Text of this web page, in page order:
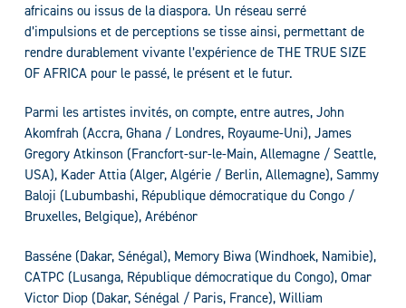
africains ou issus de la diaspora. Un réseau serré
d’impulsions et de perceptions se tisse ainsi, permettant de
rendre durablement vivante l’expérience de THE TRUE SIZE
OF AFRICA pour le passé, le présent et le futur.
Parmi les artistes invités, on compte, entre autres, John
Akomfrah (Accra, Ghana / Londres, Royaume-Uni), James
Gregory Atkinson (Francfort-sur-le-Main, Allemagne / Seattle,
USA), Kader Attia (Alger, Algérie / Berlin, Allemagne), Sammy
Baloji (Lubumbashi, République démocratique du Congo /
Bruxelles, Belgique), Arébénor
Basséne (Dakar, Sénégal), Memory Biwa (Windhoek, Namibie),
CATPC (Lusanga, République démocratique du Congo), Omar
Victor Diop (Dakar, Sénégal / Paris, France), William